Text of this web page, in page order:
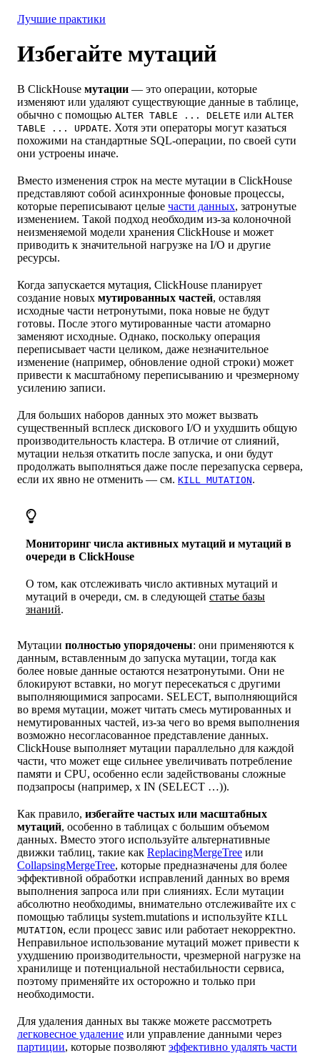
Лучшие практики
Избегайте мутаций
В ClickHouse мутации — это операции, которые
изменяют или удаляют существующие данные в таблице,
обычно с помощью ALTER TABLE ... DELETE или ALTER
TABLE ... UPDATE. Хотя эти операторы могут казаться
похожими на стандартные SQL-операции, по своей сути
они устроены иначе.
Вместо изменения строк на месте мутации в ClickHouse
представляют собой асинхронные фоновые процессы,
которые переписывают целые части данных, затронутые
изменением. Такой подход необходим из-за колоночной
неизменяемой модели хранения ClickHouse и может
приводить к значительной нагрузке на I/O и другие
ресурсы.
Когда запускается мутация, ClickHouse планирует
создание новых мутированных частей, оставляя
исходные части нетронутыми, пока новые не будут
готовы. После этого мутированные части атомарно
заменяют исходные. Однако, поскольку операция
переписывает части целиком, даже незначительное
изменение (например, обновление одной строки) может
привести к масштабному переписыванию и чрезмерному
усилению записи.
Для больших наборов данных это может вызвать
существенный всплеск дискового I/O и ухудшить общую
производительность кластера. В отличие от слияний,
мутации нельзя откатить после запуска, и они будут
продолжать выполняться даже после перезапуска сервера,
если их явно не отменить — см. KILL MUTATION.
Мониторинг числа активных мутаций и мутаций в
очереди в ClickHouse
О том, как отслеживать число активных мутаций и
мутаций в очереди, см. в следующей статье базы
знаний.
Мутации полностью упорядочены: они применяются к
данным, вставленным до запуска мутации, тогда как
более новые данные остаются незатронутыми. Они не
блокируют вставки, но могут пересекаться с другими
выполняющимися запросами. SELECT, выполняющийся
во время мутации, может читать смесь мутированных и
немутированных частей, из-за чего во время выполнения
возможно несогласованное представление данных.
ClickHouse выполняет мутации параллельно для каждой
части, что может еще сильнее увеличивать потребление
памяти и CPU, особенно если задействованы сложные
подзапросы (например, x IN (SELECT …)).
Как правило, избегайте частых или масштабных
мутаций, особенно в таблицах с большим объемом
данных. Вместо этого используйте альтернативные
движки таблиц, такие как ReplacingMergeTree или
CollapsingMergeTree, которые предназначены для более
эффективной обработки исправлений данных во время
выполнения запроса или при слияниях. Если мутации
абсолютно необходимы, внимательно отслеживайте их с
помощью таблицы system.mutations и используйте KILL
MUTATION, если процесс завис или работает некорректно.
Неправильное использование мутаций может привести к
ухудшению производительности, чрезмерной нагрузке на
хранилище и потенциальной нестабильности сервиса,
поэтому применяйте их осторожно и только при
необходимости.
Для удаления данных вы также можете рассмотреть
легковесное удаление или управление данными через
партиции, которые позволяют эффективно удалять части